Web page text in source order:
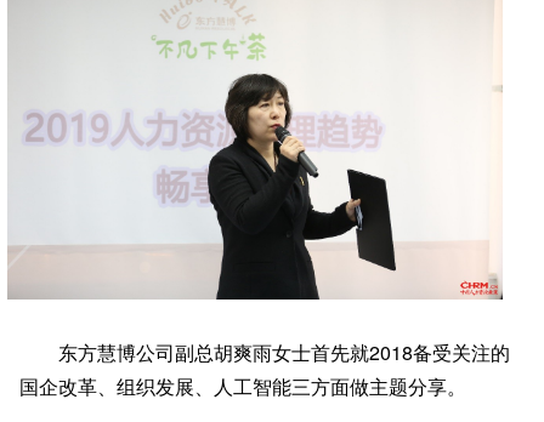
东方慧博公司副总胡爽雨女士首先就2018备受关注的
国企改革、组织发展、人工智能三方面做主题分享。